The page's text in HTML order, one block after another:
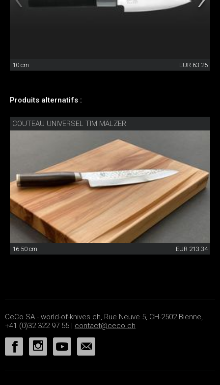
10 cm EUR 63.25
Produits alternatifs :
COUTEAU UNIVERSEL TIM MÄLZER
16.50 cm EUR 213.34
CeCo SA - world-of-knives.ch, Rue Neuve 5, CH-2502 Bienne,
+41 (0)32 322 97 55 | contact@ceco.ch